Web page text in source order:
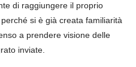
di raggiungere il proprio
si è già creata familiarità
a prendere visione delle
inviate.